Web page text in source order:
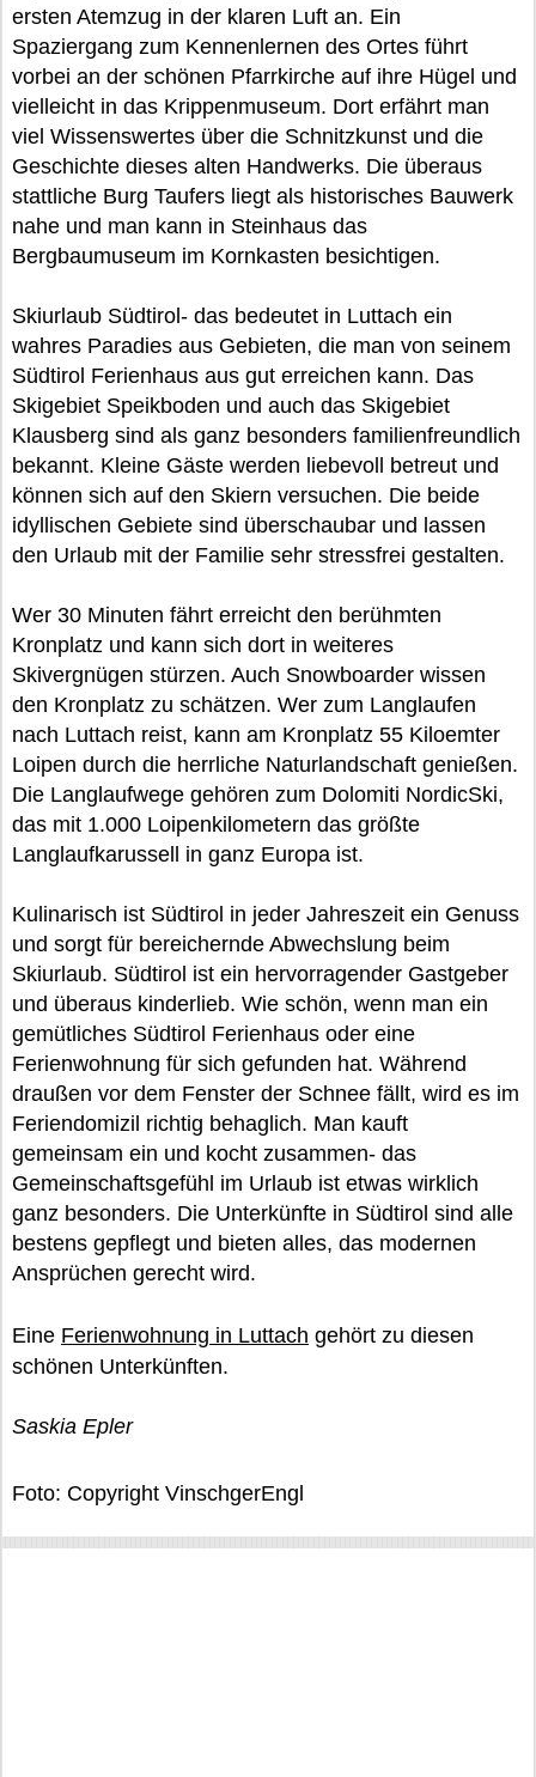
ersten Atemzug in der klaren Luft an. Ein
Spaziergang zum Kennenlernen des Ortes führt
vorbei an der schönen Pfarrkirche auf ihre Hügel und
vielleicht in das Krippenmuseum. Dort erfährt man
viel Wissenswertes über die Schnitzkunst und die
Geschichte dieses alten Handwerks. Die überaus
stattliche Burg Taufers liegt als historisches Bauwerk
nahe und man kann in Steinhaus das
Bergbaumuseum im Kornkasten besichtigen.
Skiurlaub Südtirol- das bedeutet in Luttach ein
wahres Paradies aus Gebieten, die man von seinem
Südtirol Ferienhaus aus gut erreichen kann. Das
Skigebiet Speikboden und auch das Skigebiet
Klausberg sind als ganz besonders familienfreundlich
bekannt. Kleine Gäste werden liebevoll betreut und
können sich auf den Skiern versuchen. Die beide
idyllischen Gebiete sind überschaubar und lassen
den Urlaub mit der Familie sehr stressfrei gestalten.
Wer 30 Minuten fährt erreicht den berühmten
Kronplatz und kann sich dort in weiteres
Skivergnügen stürzen. Auch Snowboarder wissen
den Kronplatz zu schätzen. Wer zum Langlaufen
nach Luttach reist, kann am Kronplatz 55 Kiloemter
Loipen durch die herrliche Naturlandschaft genießen.
Die Langlaufwege gehören zum Dolomiti NordicSki,
das mit 1.000 Loipenkilometern das größte
Langlaufkarussell in ganz Europa ist.
Kulinarisch ist Südtirol in jeder Jahreszeit ein Genuss
und sorgt für bereichernde Abwechslung beim
Skiurlaub. Südtirol ist ein hervorragender Gastgeber
und überaus kinderlieb. Wie schön, wenn man ein
gemütliches Südtirol Ferienhaus oder eine
Ferienwohnung für sich gefunden hat. Während
draußen vor dem Fenster der Schnee fällt, wird es im
Feriendomizil richtig behaglich. Man kauft
gemeinsam ein und kocht zusammen- das
Gemeinschaftsgefühl im Urlaub ist etwas wirklich
ganz besonders. Die Unterkünfte in Südtirol sind alle
bestens gepflegt und bieten alles, das modernen
Ansprüchen gerecht wird.
Eine Ferienwohnung in Luttach gehört zu diesen
schönen Unterkünften.
Saskia Epler
Foto: Copyright VinschgerEngl